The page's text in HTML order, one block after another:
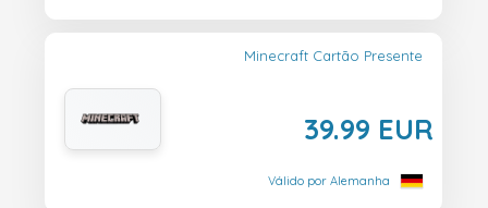
Minecraft Cartão Presente
39.99 EUR
Válido por Alemanha